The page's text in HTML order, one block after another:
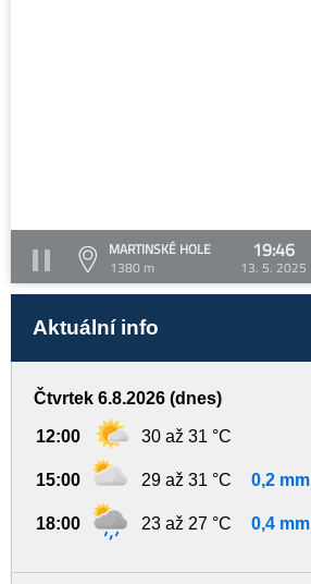
MARTINSKÉ HOLE
1380 m
19:46
13. 5. 2025
Aktuální info
Čtvrtek 6.8.2026 (dnes)
12:00 30 až 31 °C
15:00 29 až 31 °C 0,2 mm
18:00 23 až 27 °C 0,4 mm